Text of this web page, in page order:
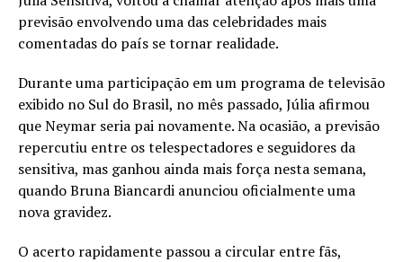
previsão envolvendo uma das celebridades mais
comentadas do país se tornar realidade.
Durante uma participação em um programa de televisão
exibido no Sul do Brasil, no mês passado, Júlia afirmou
que Neymar seria pai novamente. Na ocasião, a previsão
repercutiu entre os telespectadores e seguidores da
sensitiva, mas ganhou ainda mais força nesta semana,
quando Bruna Biancardi anunciou oficialmente uma
nova gravidez.
O acerto rapidamente passou a circular entre fãs,